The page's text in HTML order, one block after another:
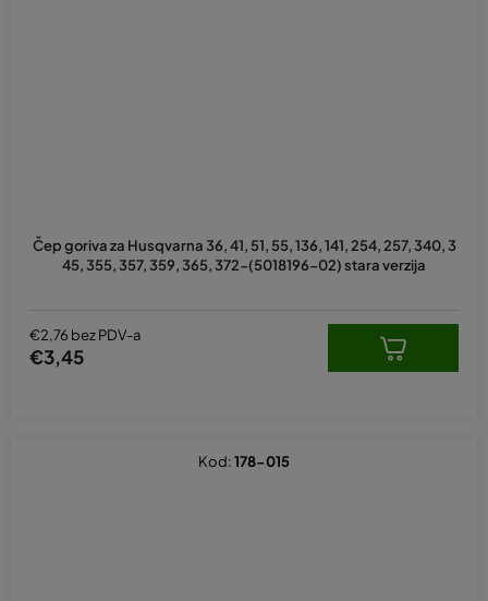
Čep goriva za Husqvarna 36, 41, 51, 55, 136, 141, 254, 257, 340, 3
45, 355, 357, 359, 365, 372-(5018196-02) stara verzija
€2,76 bez PDV-a
€3,45
Kod:178-015